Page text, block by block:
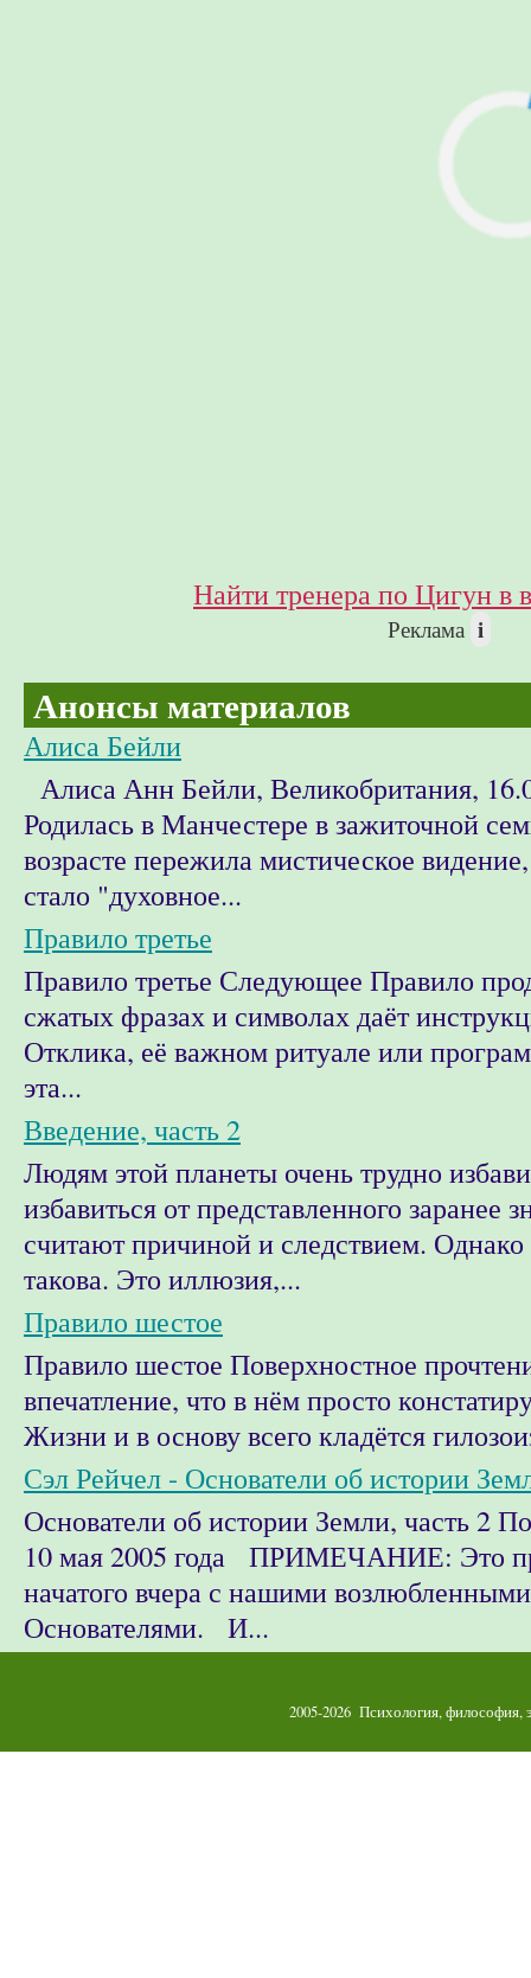
Найти тренера по Цигун в
Реклама i
Анонсы материалов
Алиса Бейли
Алиса Анн Бейли, Великобритания,
Родилась в Манчестере в зажиточной
возрасте пережила мистическое
стало "духовное...
Правило третье
Правило третье Следующее Правило
сжатых фразах и символах даёт
Отклика, её важном ритуале или
эта...
Введение, часть 2
Людям этой планеты очень трудно
избавиться от представленного заранее
считают причиной и следствием. Однако
такова. Это иллюзия,...
Правило шестое
Правило шестое Поверхностное
впечатление, что в нём просто
Жизни и в основу всего кладётся
Сэл Рейчел - Основатели об истории
Основатели об истории Земли, часть 2
10 мая 2005 года ПРИМЕЧАНИЕ: Это
начатого вчера с нашими
Основателями. И...
2005-2026 Психология, философия,